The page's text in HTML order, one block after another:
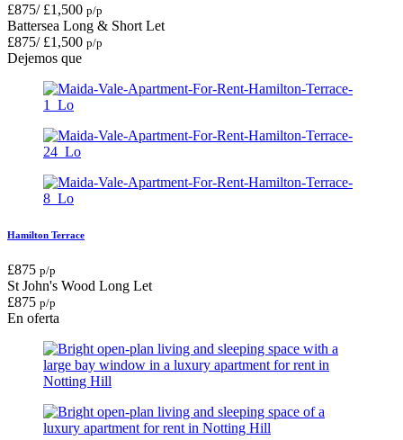
£875/ £1,500 p/p
Battersea Long & Short Let
£875/ £1,500 p/p
Dejemos que
Hamilton Terrace
£875 p/p
St John's Wood Long Let
£875 p/p
En oferta